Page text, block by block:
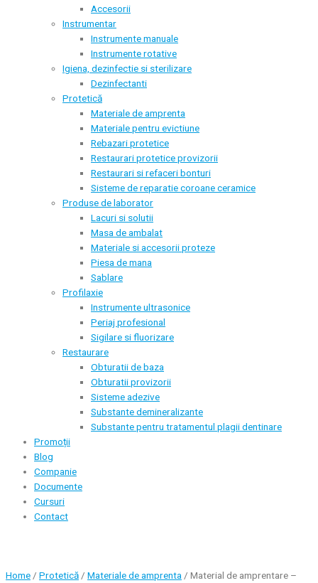
Accesorii
Instrumentar
Instrumente manuale
Instrumente rotative
Igiena, dezinfectie si sterilizare
Dezinfectanti
Protetică
Materiale de amprenta
Materiale pentru evictiune
Rebazari protetice
Restaurari protetice provizorii
Restaurari si refaceri bonturi
Sisteme de reparatie coroane ceramice
Produse de laborator
Lacuri si solutii
Masa de ambalat
Materiale si accesorii proteze
Piesa de mana
Sablare
Profilaxie
Instrumente ultrasonice
Periaj profesional
Sigilare si fluorizare
Restaurare
Obturatii de baza
Obturatii provizorii
Sisteme adezive
Substante demineralizante
Substante pentru tratamentul plagii dentinare
Promoții
Blog
Companie
Documente
Cursuri
Contact
Home / Protetică / Materiale de amprenta / Material de amprentare –